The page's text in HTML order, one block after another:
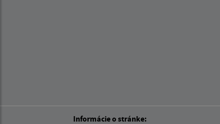
Informácie o stránke: